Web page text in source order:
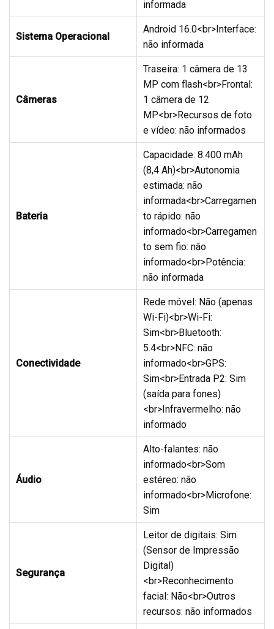
informada
Sistema Operacional
Android 16.0<br>Interface:
não informada
Câmeras
Traseira: 1 câmera de 13
MP com flash<br>Frontal:
1 câmera de 12
MP<br>Recursos de foto
e vídeo: não informados
Bateria
Capacidade: 8.400 mAh
(8,4 Ah)<br>Autonomia
estimada: não
informada<br>Carregamen
to rápido: não
informado<br>Carregamen
to sem fio: não
informado<br>Potência:
não informada
Conectividade
Rede móvel: Não (apenas
Wi-Fi)<br>Wi-Fi:
Sim<br>Bluetooth:
5.4<br>NFC: não
informado<br>GPS:
Sim<br>Entrada P2: Sim
(saída para fones)
<br>Infravermelho: não
informado
Áudio
Alto-falantes: não
informado<br>Som
estéreo: não
informado<br>Microfone:
Sim
Segurança
Leitor de digitais: Sim
(Sensor de Impressão
Digital)
<br>Reconhecimento
facial: Não<br>Outros
recursos: não informados